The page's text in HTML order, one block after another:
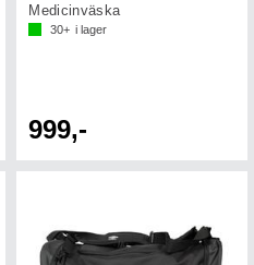
Medicinväska
30+ i lager
999,-